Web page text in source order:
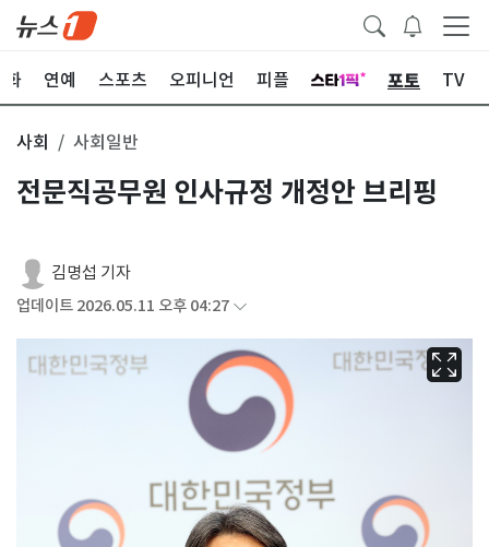
화 연예 스포츠 오피니언 피플 포토 TV
사회 사회일반
전문직공무원 인사규정 개정안 브리핑
김명섭 기자
업데이트 2026.05.11 오후 04:27